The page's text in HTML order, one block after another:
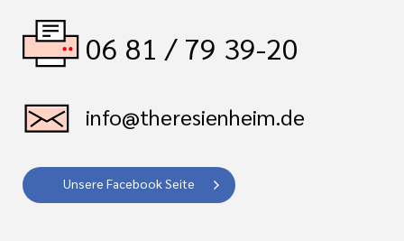
06 81 / 79 39-20
info@theresienheim.de
Unsere Facebook Seite